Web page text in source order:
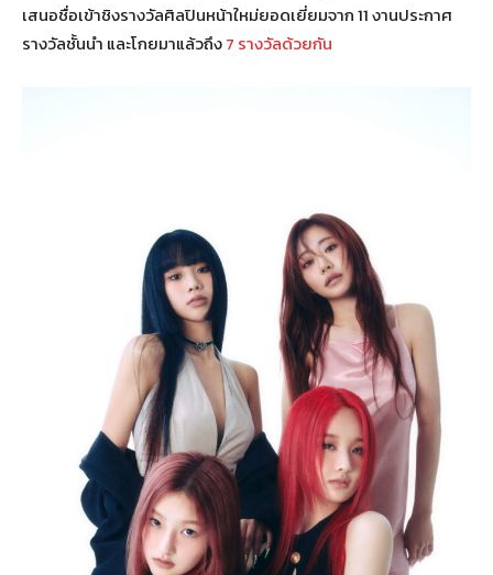
เสนอชื่อเข้าชิงรางวัลศิลปินหน้าใหม่ยอดเยี่ยมจาก 11 งานประกาศ
รางวัลชั้นนำ และโกยมาแล้วถึง7 รางวัลด้วยกัน